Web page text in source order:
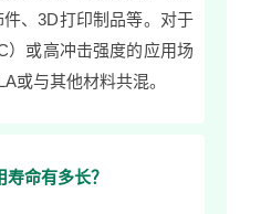
、3D打印制品等。对于
）或高冲击强度的应用场
或与其他材料共混。
命有多长？